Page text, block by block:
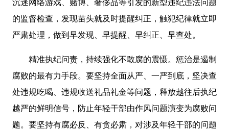
沉迷网络游戏、赌博、奢侈品等引发的新型违纪违法问题
的监督检查，发现苗头就及时提醒纠正，触犯纪律就立即
严肃处理，做到早发现、早提醒、早纠正、早查处。
精准执纪问责，持续强化不敢腐的震慑。惩治是遏制
腐败的最有力手段。要坚持全面从严、一严到底，坚决查
处违规吃喝、违规收送礼品礼金等问题，释放越往后执纪
越严的鲜明信号，防止年轻干部由作风问题演变为腐败问
题。要坚持有腐必反、有贪必肃，对涉及年轻干部的问题